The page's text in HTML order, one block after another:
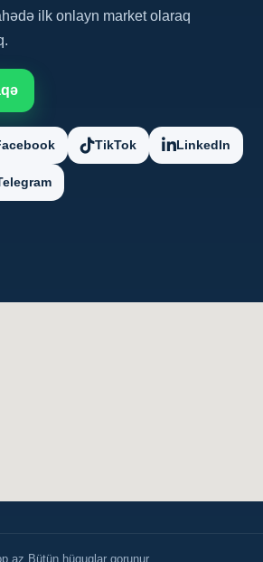
ilk onlayn market olaraq
TikTok LinkedIn
Bütün hüquqlar qorunur.